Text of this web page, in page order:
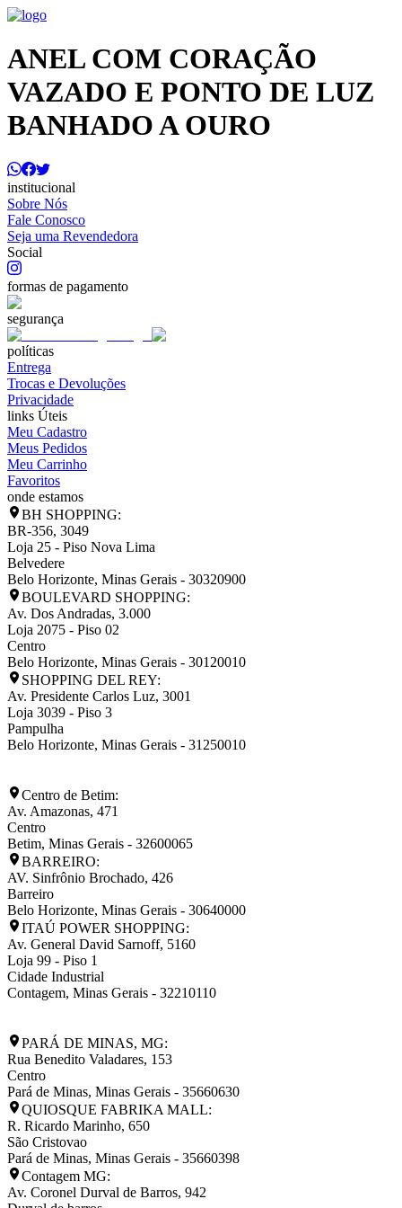
ANEL COM CORAÇÃO
VAZADO E PONTO DE LUZ
BANHADO A OURO
institucional
Sobre Nós
Fale Conosco
Seja uma Revendedora
Social
formas de pagamento
segurança
políticas
Entrega
Trocas e Devoluções
Privacidade
links Úteis
Meu Cadastro
Meus Pedidos
Meu Carrinho
Favoritos
onde estamos
BH SHOPPING:
BR-356, 3049
Loja 25 - Piso Nova Lima
Belvedere
Belo Horizonte, Minas Gerais - 30320900
BOULEVARD SHOPPING:
Av. Dos Andradas, 3.000
Loja 2075 - Piso 02
Centro
Belo Horizonte, Minas Gerais - 30120010
SHOPPING DEL REY:
Av. Presidente Carlos Luz, 3001
Loja 3039 - Piso 3
Pampulha
Belo Horizonte, Minas Gerais - 31250010
Centro de Betim:
Av. Amazonas, 471
Centro
Betim, Minas Gerais - 32600065
BARREIRO:
AV. Sinfrônio Brochado, 426
Barreiro
Belo Horizonte, Minas Gerais - 30640000
ITAÚ POWER SHOPPING:
Av. General David Sarnoff, 5160
Loja 99 - Piso 1
Cidade Industrial
Contagem, Minas Gerais - 32210110
PARÁ DE MINAS, MG:
Rua Benedito Valadares, 153
Centro
Pará de Minas, Minas Gerais - 35660630
QUIOSQUE FABRIKA MALL:
R. Ricardo Marinho, 650
São Cristovao
Pará de Minas, Minas Gerais - 35660398
Contagem MG:
Av. Coronel Durval de Barros, 942